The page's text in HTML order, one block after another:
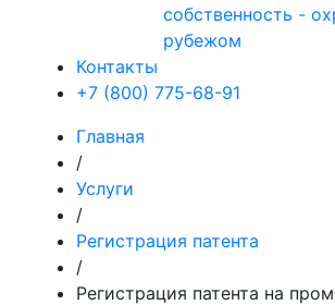
собственность -
рубежом
Контакты
+7 (800) 775-68-91
Главная
/
Услуги
/
Регистрация патента
/
Регистрация патента на